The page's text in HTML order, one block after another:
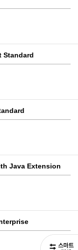
Standard
Java Extension